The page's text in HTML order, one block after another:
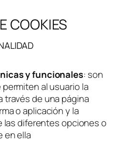
COOKIES
y funcionales: son
al usuario la
través de una página
o aplicación y la
las diferentes opciones o
en ella